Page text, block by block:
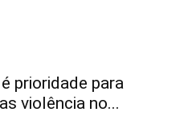
prioridade para
violência no...